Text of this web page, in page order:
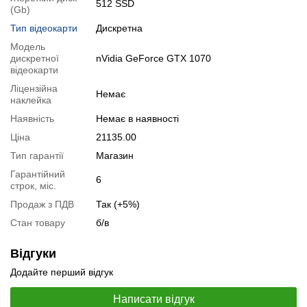
📧Запит оптової ціни
Слідкувати на Facebook
(Gb)
512 SSD
Тип відеокарти
Дискретна
Модель
дискретної
відеокарти
nVidia GeForce GTX 1070
Ліцензійна
наклейка
Немає
Наявність
Немає в наявності
Ціна
21135.00
Тип гарантії
Магазин
Гарантійний
строк, міс.
6
Продаж з ПДВ
Так (+5%)
Стан товару
б/в
Відгуки
Додайте перший відгук
Написати відгук